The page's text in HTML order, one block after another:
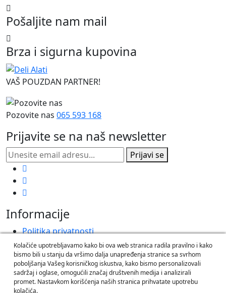
Pošaljite nam mail
Brza i sigurna kupovina
VAŠ POUZDAN PARTNER!
Pozovite nas 065 593 168
Prijavite se na naš newsletter
Prijavi se
Informacije
Politika privatnosti
Korišćenje kolačića
Informacije o dostavi
O nama
Postupak reklamacije i odustanka
Kolačiće upotrebljavamo kako bi ova web stranica radila pravilno i kako
bismo bili u stanju da vršimo dalja unapređenja stranice sa svrhom
poboljšanja Vašeg korisničkog iskustva, kako bismo personalizovali
sadržaj i oglase, omogućili značaj društvenih medija i analizirali
promet. Nastavkom korišćenja naših stranica prihvatate upotrebu
kolačića.